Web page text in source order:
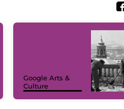
Google Arts &
Culture